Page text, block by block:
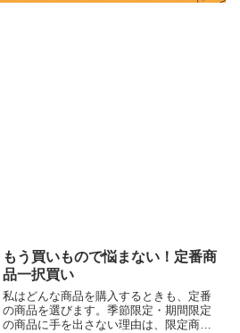
もう買いもので悩まない！定番商
品一択買い
私はどんな商品を購入するときも、定番
の商品を選びます。季節限定・期間限定
の商品に手を出さない理由は、限定商品